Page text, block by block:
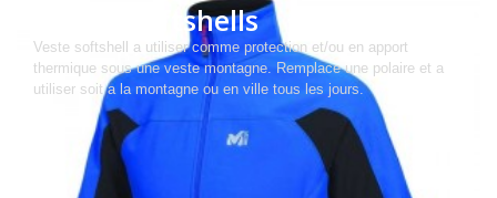
Vestes,Softshells
Veste softshell a utiliser comme protection et/ou en apport
thermique sous une veste montagne. Remplace une polaire et a
utiliser soit a la montagne ou en ville tous les jours.